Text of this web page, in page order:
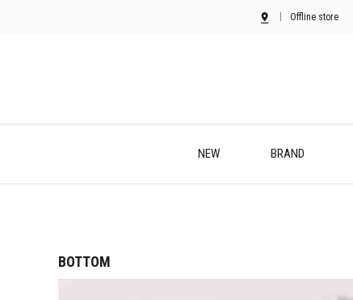
Offline store
NEW BRAND
BOTTOM